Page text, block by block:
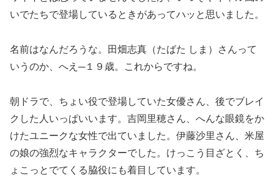
いでたちで登場しているときがあってハッと思いました。
名前はなんだろうな。田畑志真（たばた しま）さんって
いうのか、へえ─１９歳。これからですね。
朝ドラで、ちょい役で登場していた女優さん、後でブレイ
クした人いっぱいいます。吉岡里穂さん、へんな眼鏡をか
けたユニークな女性で出ていました。伊藤沙里さん、米屋
の娘の強烈なキャラクターでした。けっこう目ざとく、ち
ょこっとでてくる脇役にも着目しています。